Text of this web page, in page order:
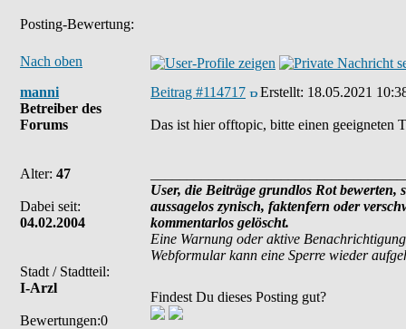
Posting-Bewertung:
Nach oben
manni
Betreiber des
Forums
Alter: 47
Dabei seit:
04.02.2004
Stadt / Stadtteil:
I-Arzl
Bewertungen:0
Beitrag #114717 Erstellt: 18.05.2021
Das ist hier offtopic, bitte einen geeigneten
User, die Beiträge grundlos Rot
aussagelos zynisch, faktenfern oder
kommentarlos gelöscht.
Eine Warnung oder aktive
Webformular kann eine Sperre wieder
Findest Du dieses Posting gut?